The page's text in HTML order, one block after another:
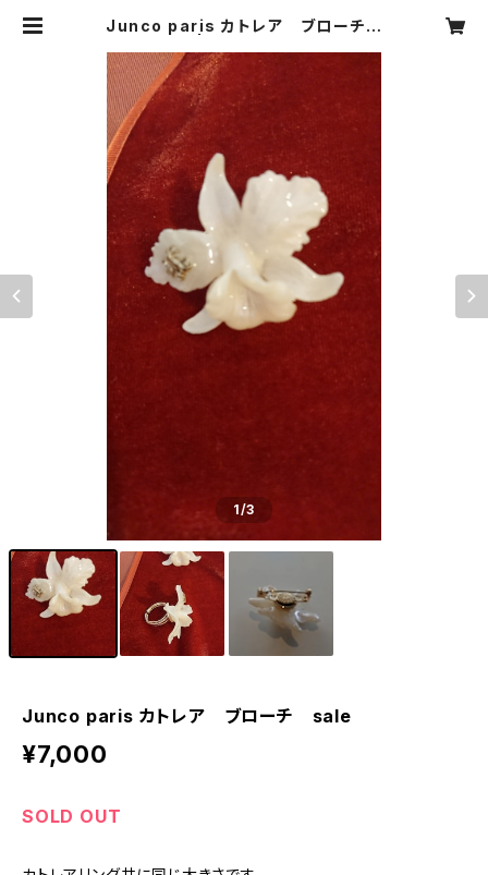
Junco paris カトレア ブローチ
1/3
Junco paris カトレア ブローチ sale
¥7,000
SOLD OUT